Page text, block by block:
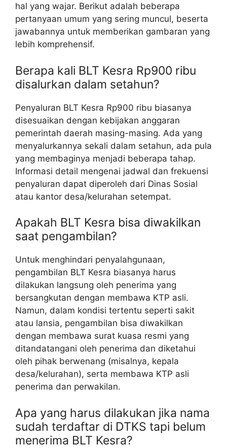
hal yang wajar. Berikut adalah beberapa
pertanyaan umum yang sering muncul, beserta
jawabannya untuk memberikan gambaran yang
lebih komprehensif.
Berapa kali BLT Kesra Rp900 ribu
disalurkan dalam setahun?
Penyaluran BLT Kesra Rp900 ribu biasanya
disesuaikan dengan kebijakan anggaran
pemerintah daerah masing-masing. Ada yang
menyalurkannya sekali dalam setahun, ada pula
yang membaginya menjadi beberapa tahap.
Informasi detail mengenai jadwal dan frekuensi
penyaluran dapat diperoleh dari Dinas Sosial
atau kantor desa/kelurahan setempat.
Apakah BLT Kesra bisa diwakilkan
saat pengambilan?
Untuk menghindari penyalahgunaan,
pengambilan BLT Kesra biasanya harus
dilakukan langsung oleh penerima yang
bersangkutan dengan membawa KTP asli.
Namun, dalam kondisi tertentu seperti sakit
atau lansia, pengambilan bisa diwakilkan
dengan membawa surat kuasa resmi yang
ditandatangani oleh penerima dan diketahui
oleh pihak berwenang (misalnya, kepala
desa/kelurahan), serta membawa KTP asli
penerima dan perwakilan.
Apa yang harus dilakukan jika nama
sudah terdaftar di DTKS tapi belum
menerima BLT Kesra?